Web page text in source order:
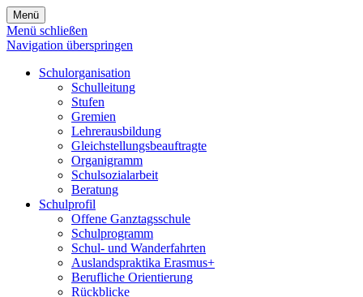
Menü
Menü schließen
Navigation überspringen
Schulorganisation
Schulleitung
Stufen
Gremien
Lehrerausbildung
Gleichstellungsbeauftragte
Organigramm
Schulsozialarbeit
Beratung
Schulprofil
Offene Ganztagsschule
Schulprogramm
Schul- und Wanderfahrten
Auslandspraktika Erasmus+
Berufliche Orientierung
Rückblicke